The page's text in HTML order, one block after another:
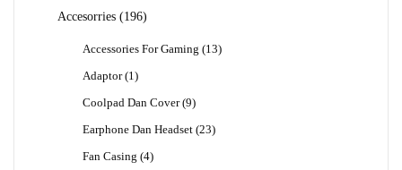
Accesorries
196196
Accessories For Gaming 1313
Adaptor 1 1
Coolpad Dan Cover 99
Earphone Dan Headset 2323
Fan Casing 44